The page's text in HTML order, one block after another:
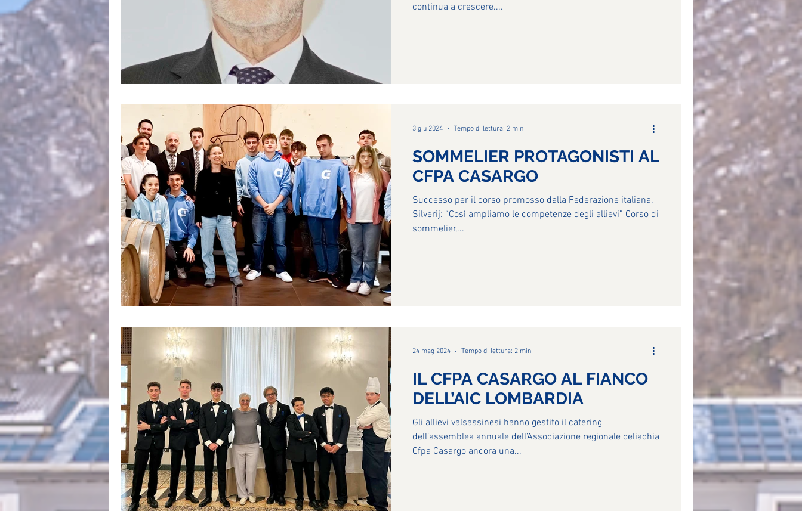
continua a crescere....
SOMMELIER PROTAGONISTI AL
CFPA CASARGO
Successo per il corso promosso dalla Federazione italiana.
Silverij: “Così ampliamo le competenze degli allievi” Corso di
sommelier,...
3 giu 2024 Tempo di lettura: 2 min
IL CFPA CASARGO AL FIANCO
DELL’AIC LOMBARDIA
Gli allievi valsassinesi hanno gestito il catering
dell’assemblea annuale dell’Associazione regionale celiachia
Cfpa Casargo ancora una...
24 mag 2024 Tempo di lettura: 2 min